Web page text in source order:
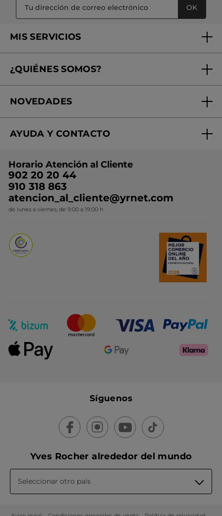
OK
MIS SERVICIOS
Tratamientos de Belleza
Mi club Yves Rocher
¿QUIÉNES SOMOS?
¿Quiénes somos?
Nuestros compromisos
Conviértete en Franquiciada
NOVEDADES
Rebajas
Ideas de Regalo
Colección Monoi
Novedades del mes
AYUDA Y CONTACTO
Contacto
Horario Atención al Cliente
902 20 20 44
910 318 863
atencion_al_cliente@yrnet.com
de lunes a viernes, de 9:00 a 19:00 h
Síguenos
Yves Rocher alrededor del mundo
Seleccionar otro país